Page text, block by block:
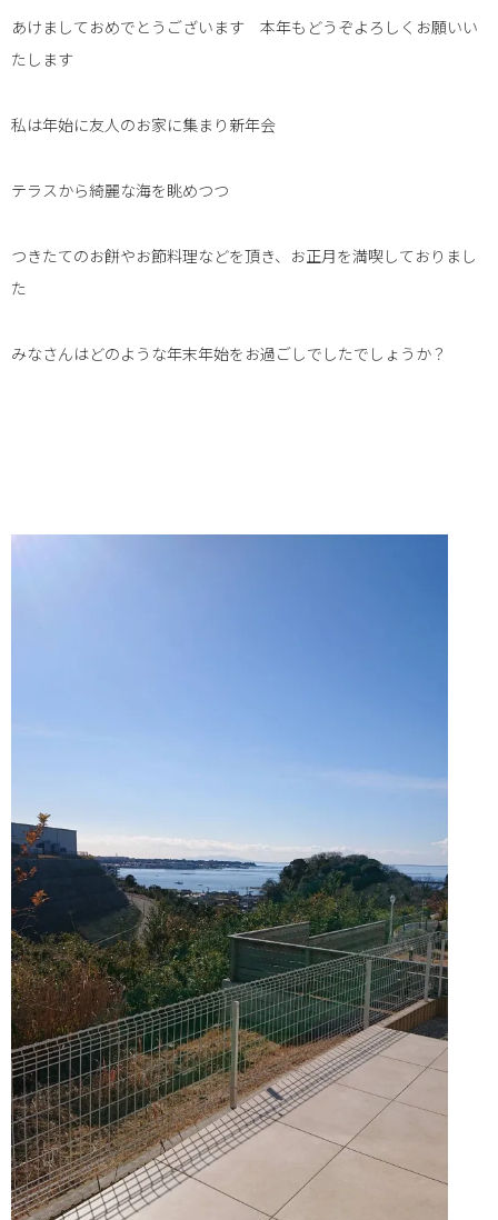
あけましておめでとうございます 本年もどうぞよろしくお願いい
たします
私は年始に友人のお家に集まり新年会
テラスから綺麗な海を眺めつつ
つきたてのお餅やお節料理などを頂き、お正月を満喫しておりまし
た
みなさんはどのような年末年始をお過ごしでしたでしょうか？